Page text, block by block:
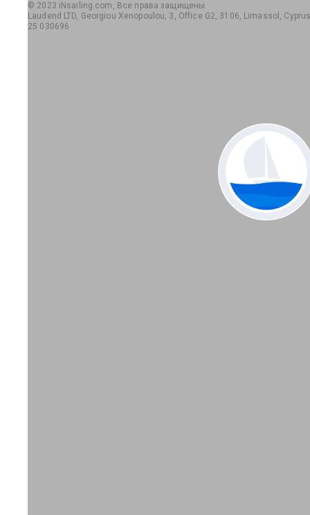
© 2023 iNsailing.com, Все права защищены.
Laudend LTD, Georgiou Xenopoulou, 3, Office G2, 3106, Limassol,
25 030696